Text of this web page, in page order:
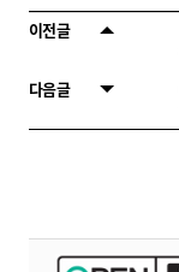
이전글
다음글